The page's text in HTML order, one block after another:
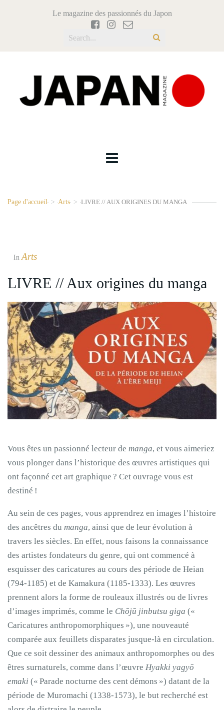
Le magazine des passionnés du Japon
Page d'accueil > Arts > LIVRE // AUX ORIGINES DU MANGA
InArts
LIVRE // Aux origines du manga
Vous êtes un passionné lecteur de manga, et vous aimeriez
vous plonger dans l’historique des œuvres artistiques qui
ont façonné cet art graphique ? Cet ouvrage vous est
destiné !
Au sein de ces pages, vous apprendrez en images l’histoire
des ancêtres du manga, ainsi que de leur évolution à
travers les siècles. En effet, nous faisons la connaissance
des artistes fondateurs du genre, qui ont commencé à
esquisser des caricatures au cours des période de Heian
(794-1185) et de Kamakura (1185-1333). Les œuvres
prennent alors la forme de rouleaux illustrés ou de livres
d’images imprimés, comme le Chōjū jinbutsu giga («
Caricatures anthropomorphiques »), une nouveauté
comparée aux feuillets disparates jusque-là en circulation.
Que ce soit dessiner des animaux anthropomorphes ou des
êtres surnaturels, comme dans l’œuvre Hyakki yagyō
emaki (« Parade nocturne des cent démons ») datant de la
période de Muromachi (1338-1573), le but recherché est